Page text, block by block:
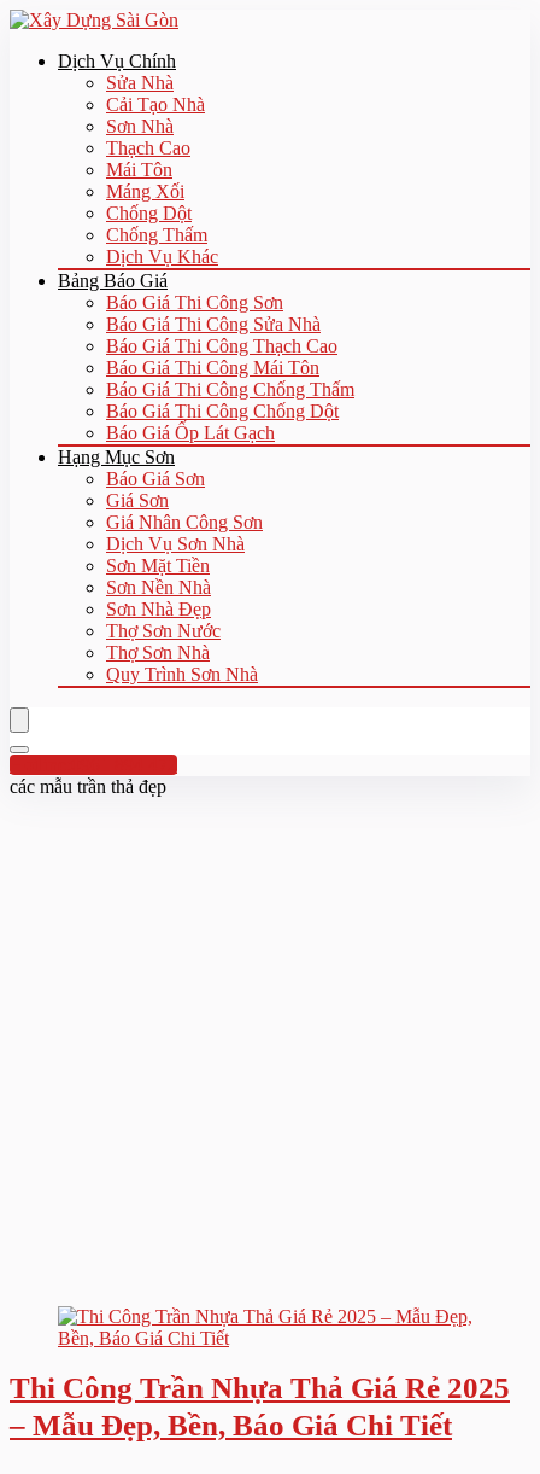
Dịch Vụ Chính
Sửa Nhà
Cải Tạo Nhà
Sơn Nhà
Thạch Cao
Mái Tôn
Máng Xối
Chống Dột
Chống Thấm
Dịch Vụ Khác
Bảng Báo Giá
Báo Giá Thi Công Sơn
Báo Giá Thi Công Sửa Nhà
Báo Giá Thi Công Thạch Cao
Báo Giá Thi Công Mái Tôn
Báo Giá Thi Công Chống Thấm
Báo Giá Thi Công Chống Dột
Báo Giá Ốp Lát Gạch
Hạng Mục Sơn
Báo Giá Sơn
Giá Sơn
Giá Nhân Công Sơn
Dịch Vụ Sơn Nhà
Sơn Mặt Tiền
Sơn Nền Nhà
Sơn Nhà Đẹp
Thợ Sơn Nước
Thợ Sơn Nhà
Quy Trình Sơn Nhà
Hotline:0961 894 472
các mẫu trần thả đẹp
Thi Công Trần Nhựa Thả Giá Rẻ 2025
– Mẫu Đẹp, Bền, Báo Giá Chi Tiết